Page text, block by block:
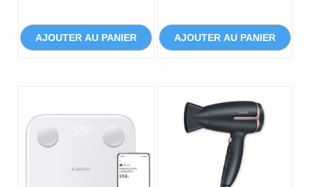
AJOUTER AU PANIER AJOUTER AU PANIER